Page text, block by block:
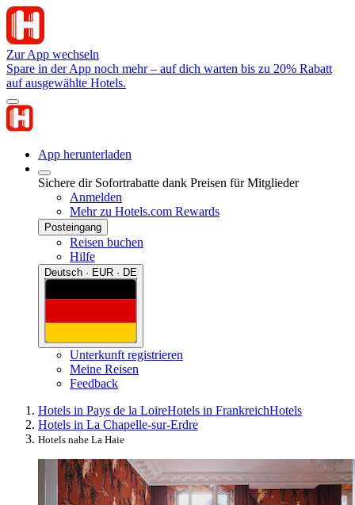
Zur App wechseln
Spare in der App noch mehr – auf dich warten bis zu 20% Rabatt
auf ausgewählte Hotels.
App herunterladen
Sichere dir Sofortrabatte dank Preisen für Mitglieder
Anmelden
Mehr zu Hotels.com Rewards
Posteingang
Reisen buchen
Hilfe
Deutsch · EUR · DE
Unterkunft registrieren
Meine Reisen
Feedback
Hotels in Pays de la LoireHotels in FrankreichHotels
Hotels in La Chapelle-sur-Erdre
Hotels nahe La Haie